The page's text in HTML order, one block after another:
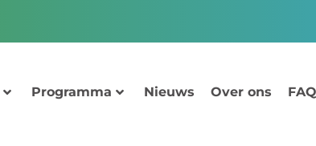
Programma Nieuws Over ons